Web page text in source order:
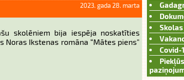
2023. gada 28. marta
skolēniem bija iespēja noskatīties
Ikstenas romāna “Mātes piens”
Skolas
Covid-